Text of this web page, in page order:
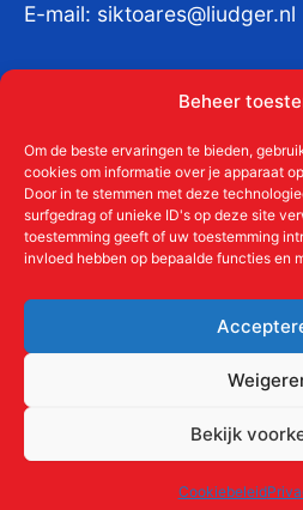
Beheer
Om de beste ervaringen te bieden,
cookies om informatie over je apparaat
Door in te stemmen met deze
surfgedrag of unieke ID's op deze site
toestemming geeft of uw toestemming
invloed hebben op bepaalde functies en
Bekijk
Cookiebeleid
E-mail: siktoares@liudger.nl
KvKnr:41011712
Meer over de
Aanmelden als donateur
ANBI
Contact